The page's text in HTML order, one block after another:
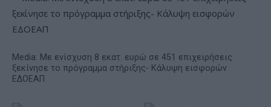
Media: Με ενίσχυση 8 εκατ. ευρώ σε 451 επιχειρήσεις
ξεκίνησε το πρόγραμμα στήριξης- Κάλυψη εισφορών
ΕΔΟΕΑΠ